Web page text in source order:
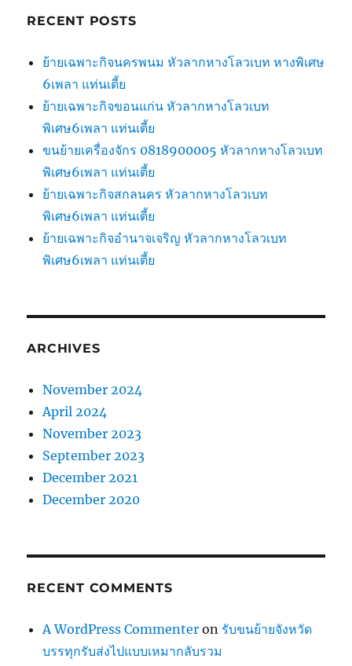
RECENT POSTS
ย้ายเฉพาะกิจนครพนม หัวลากหางโลวเบท หางพิเศษ
6เพลา แท่นเตี้ย
ย้ายเฉพาะกิจขอนแก่น หัวลากหางโลวเบท
พิเศษ6เพลา แท่นเตี้ย
ขนย้ายเครื่องจักร 0818900005 หัวลากหางโลวเบท
พิเศษ6เพลา แท่นเตี้ย
ย้ายเฉพาะกิจสกลนคร หัวลากหางโลวเบท
พิเศษ6เพลา แท่นเตี้ย
ย้ายเฉพาะกิจอำนาจเจริญ หัวลากหางโลวเบท
พิเศษ6เพลา แท่นเตี้ย
ARCHIVES
November 2024
April 2024
November 2023
September 2023
December 2021
December 2020
RECENT COMMENTS
A WordPress Commenter on รับขนย้ายจังหวัด
บรรทุกรับส่งไปแบบเหมากลับรวม